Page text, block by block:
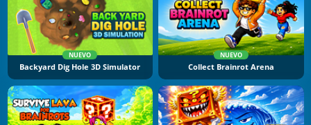
NUEVO
Backyard Dig Hole 3D Simulator
NUEVO
Collect Brainrot Arena